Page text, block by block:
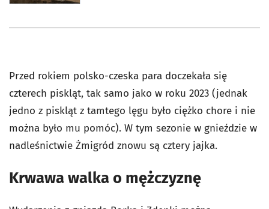
Przed rokiem polsko-czeska para doczekała się
czterech piskląt, tak samo jako w roku 2023 (jednak
jedno z piskląt z tamtego lęgu było ciężko chore i nie
można było mu pomóc). W tym sezonie w gnieździe w
nadleśnictwie Żmigród znowu są cztery jajka.
Krwawa walka o mężczyznę